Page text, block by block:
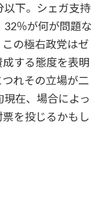
以下。シェガ支持
％が何が問題な
の極右政党はゼ
する態度を表明
れその立場が二
在、場合によっ
を投じるかもし